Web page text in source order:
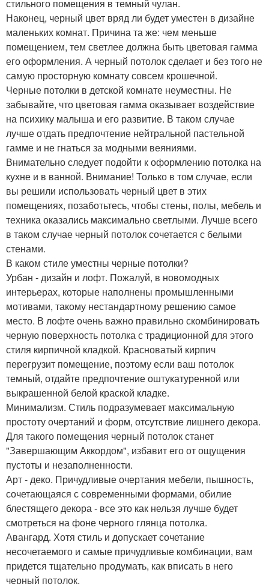
стильного помещения в темный чулан.
Наконец, черный цвет вряд ли будет уместен в дизайне
маленьких комнат. Причина та же: чем меньше
помещением, тем светлее должна быть цветовая гамма
его оформления. А черный потолок сделает и без того не
самую просторную комнату совсем крошечной.
Черные потолки в детской комнате неуместны. Не
забывайте, что цветовая гамма оказывает воздействие
на психику малыша и его развитие. В таком случае
лучше отдать предпочтение нейтральной пастельной
гамме и не гнаться за модными веяниями.
Внимательно следует подойти к оформлению потолка на
кухне и в ванной. Внимание! Только в том случае, если
вы решили использовать черный цвет в этих
помещениях, позаботьтесь, чтобы стены, полы, мебель и
техника оказались максимально светлыми. Лучше всего
в таком случае черный потолок сочетается с белыми
стенами.
В каком стиле уместны черные потолки?
Урбан - дизайн и лофт. Пожалуй, в новомодных
интерьерах, которые наполнены промышленными
мотивами, такому нестандартному решению самое
место. В лофте очень важно правильно скомбинировать
черную поверхность потолка с традиционной для этого
стиля кирпичной кладкой. Красноватый кирпич
перегрузит помещение, поэтому если ваш потолок
темный, отдайте предпочтение оштукатуренной или
выкрашенной белой краской кладке.
Минимализм. Стиль подразумевает максимальную
простоту очертаний и форм, отсутствие лишнего декора.
Для такого помещения черный потолок станет
"Завершающим Аккордом", избавит его от ощущения
пустоты и незаполненности.
Арт - деко. Причудливые очертания мебели, пышность,
сочетающаяся с современными формами, обилие
блестящего декора - все это как нельзя лучше будет
смотреться на фоне черного глянца потолка.
Авангард. Хотя стиль и допускает сочетание
несочетаемого и самые причудливые комбинации, вам
придется тщательно продумать, как вписать в него
черный потолок.